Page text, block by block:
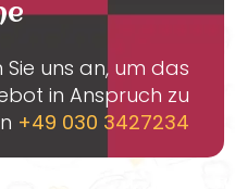
Sie uns an, um das
in Anspruch zu
+49 030 3427234